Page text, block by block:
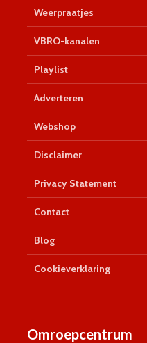
Weerpraatjes
VBRO-kanalen
Playlist
Adverteren
Webshop
Disclaimer
Privacy Statement
Contact
Blog
Cookieverklaring
Omroepcentrum